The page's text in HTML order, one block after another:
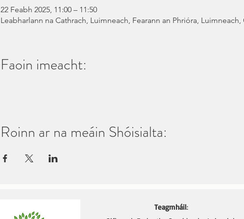
22 Feabh 2025, 11:00 – 11:50
Leabharlann na Cathrach, Luimneach, Fearann an Phrióra,
Faoin imeacht:
Roinn ar na meáin Shóisialta:
Teagmháil: